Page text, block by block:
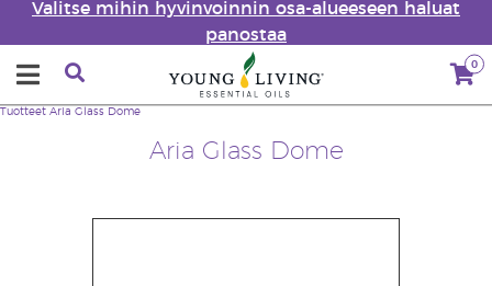
Valitse mihin hyvinvoinnin osa-alueeseen haluat
panostaa
0
Aria Glass Dome
Tuotteet Aria Glass Dome